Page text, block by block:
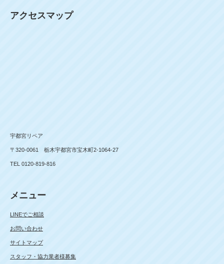
アクセスマップ
宇都宮リペア
〒320-0061 栃木宇都宮市宝木町2-1064-27
TEL 0120-819-816
メニュー
LINEでご相談
お問い合わせ
サイトマップ
スタッフ・協力業者様募集